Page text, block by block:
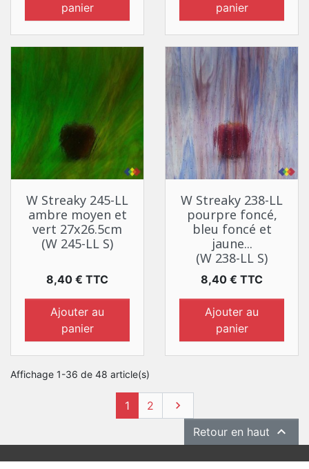
panier
panier
W Streaky 245-LL
ambre moyen et
vert 27x26.5cm
(W 245-LL S)
Prix
8,40 € TTC
Ajouter au
panier
W Streaky 238-LL
pourpre foncé,
bleu foncé et
jaune...
(W 238-LL S)
Prix
8,40 € TTC
Ajouter au
panier
Affichage 1-36 de 48 article(s)
1 2 Suivant

Retour en haut 